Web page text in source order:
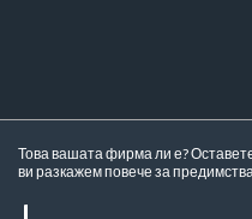
Това вашата фирма ли е?
ви разкажем повече за